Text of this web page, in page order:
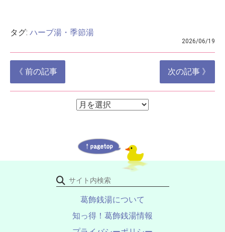
タグ: ハーブ湯・季節湯
2026/06/19
投
稿
《 前の記事 次の記事 》
ア
ブ
葛飾銭湯について
知っ得！葛飾銭湯情報